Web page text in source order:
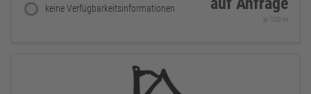
keine Verfügbarkeitsinformationen
je 100 m